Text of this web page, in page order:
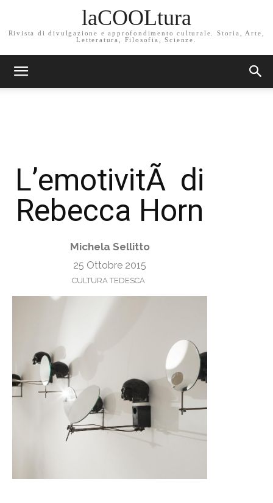
laCOOLtura
Rivista di divulgazione e approfondimento culturale. Storia, Arte,
Letteratura, Filosofia, Scienze.
L’emotivitÃ di
Rebecca Horn
Michela Sellitto
25 Ottobre 2015
CULTURA TEDESCA